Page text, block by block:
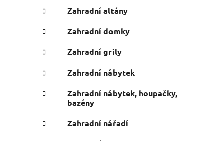
Zahradní altány
Zahradní domky
Zahradní grily
Zahradní nábytek
Zahradní nábytek, houpačky,
bazény
Zahradní nářadí